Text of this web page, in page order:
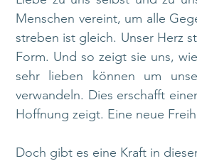
Menschen vereint, um alle
streben ist gleich. Unser Herz
Form. Und so zeigt sie uns,
sehr lieben können um
verwandeln. Dies erschafft
Hoffnung zeigt. Eine neue
Doch gibt es eine Kraft in